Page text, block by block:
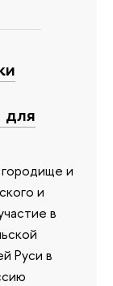
для
и
и
в
Руси в